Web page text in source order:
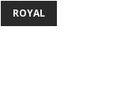
ROYAL